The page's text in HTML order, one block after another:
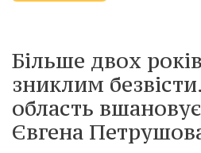
Більше двох
зниклим
область
Євгена